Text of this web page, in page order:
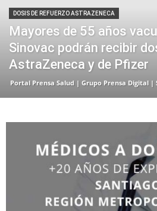
DOSIS DE REFUERZO ASTRAZENECA
Mayores de 55 años
Sinovac podrán recibir
AstraZeneca y de Pfizer
Portal Prensa Salud | Grupo Prensa Digital |